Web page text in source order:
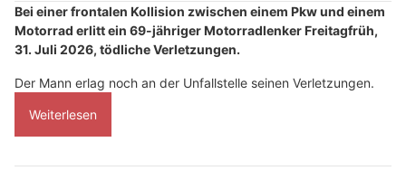
Bei einer frontalen Kollision zwischen einem Pkw und einem
Motorrad erlitt ein 69-jähriger Motorradlenker Freitagfrüh,
31. Juli 2026, tödliche Verletzungen.
Der Mann erlag noch an der Unfallstelle seinen Verletzungen.
Weiterlesen